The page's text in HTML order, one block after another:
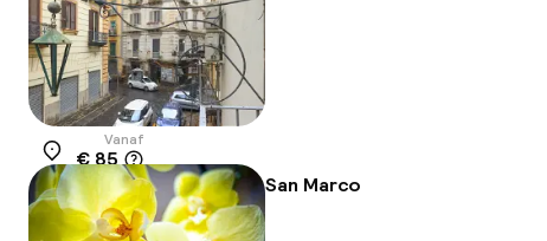
Locatie
Vanaf
€ 85
San Marco